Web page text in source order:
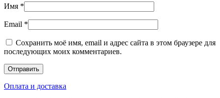
Имя *
Email *
Сохранить моё имя, email и адрес сайта в этом браузере для
последующих моих комментариев.
Оплата и доставка